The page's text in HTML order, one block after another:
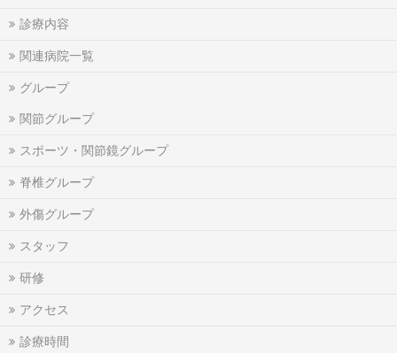
診療内容
関連病院一覧
グループ
関節グループ
スポーツ・関節鏡グループ
脊椎グループ
外傷グループ
スタッフ
研修
アクセス
診療時間